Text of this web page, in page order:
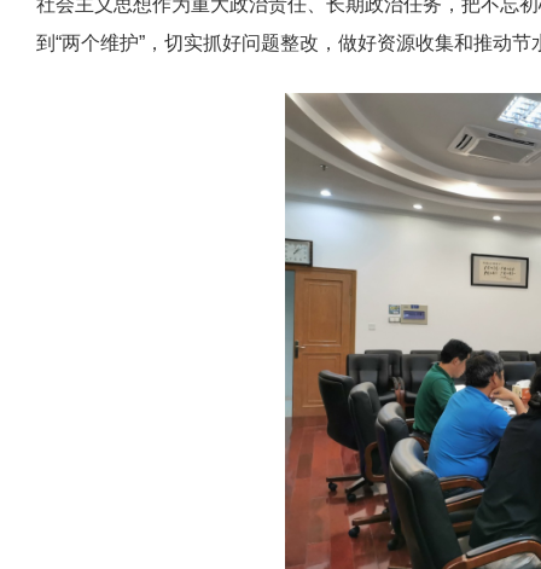
社会主义思想作为重大政治责任、长期政治任务，把不忘
到“两个维护”，切实抓好问题整改，做好资源收集和推动